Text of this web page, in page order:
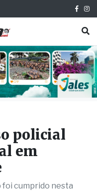
policial
em
foi cumprido nesta